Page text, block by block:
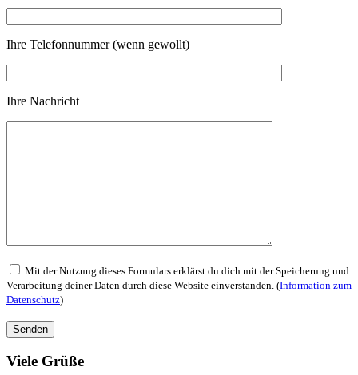
Ihre Telefonnummer (wenn gewollt)
Ihre Nachricht
Mit der Nutzung dieses Formulars erklärst du dich mit der Speicherung und
Verarbeitung deiner Daten durch diese Website einverstanden. (Information zum
Datenschutz)
Viele Grüße